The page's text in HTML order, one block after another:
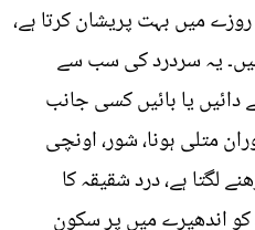
روزے میں بہت پریشان کرتا ہے،
یہ سردرد کی سب سے
یا بائیں کسی جانب
متلی ہونا، شور، اونچی
لگتا ہے، درد شقیقہ کا
اندھیرے میں پر سکون